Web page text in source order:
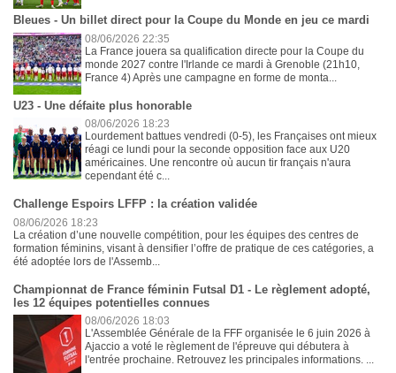
Bleues - Un billet direct pour la Coupe du Monde en jeu ce mardi
08/06/2026 22:35
La France jouera sa qualification directe pour la Coupe du
monde 2027 contre l'Irlande ce mardi à Grenoble (21h10,
France 4) Après une campagne en forme de monta...
U23 - Une défaite plus honorable
08/06/2026 18:23
Lourdement battues vendredi (0-5), les Françaises ont mieux
réagi ce lundi pour la seconde opposition face aux U20
américaines. Une rencontre où aucun tir français n'aura
cependant été c...
Challenge Espoirs LFFP : la création validée
08/06/2026 18:23
La création d’une nouvelle compétition, pour les équipes des centres de
formation féminins, visant à densifier l’offre de pratique de ces catégories, a
été adoptée lors de l'Assemb...
Championnat de France féminin Futsal D1 - Le règlement adopté,
les 12 équipes potentielles connues
08/06/2026 18:03
L'Assemblée Générale de la FFF organisée le 6 juin 2026 à
Ajaccio a voté le règlement de l'épreuve qui débutera à
l'entrée prochaine. Retrouvez les principales informations. ...